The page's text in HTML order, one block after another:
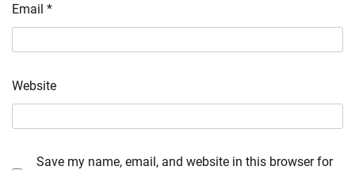
Email *
Website
Save my name, email, and website in this browser for